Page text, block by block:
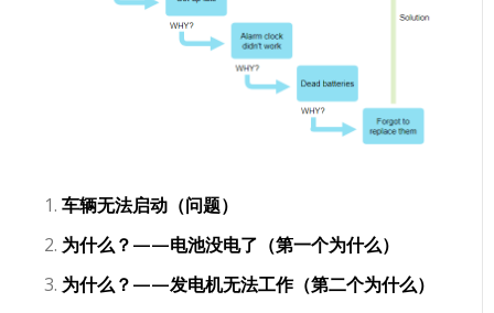
车辆无法启动（问题）
为什么？——电池没电了（第一个为什么）
为什么？——发电机无法工作（第二个为什么）